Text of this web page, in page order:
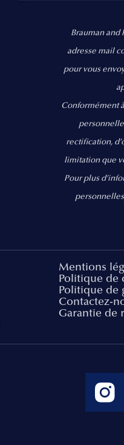
Brauman and
adresse mail
pour vous
Conformément
rectification,
limitation que
Pour plus
Mentions
Politique de
Politique de
Contactez-
Garantie de